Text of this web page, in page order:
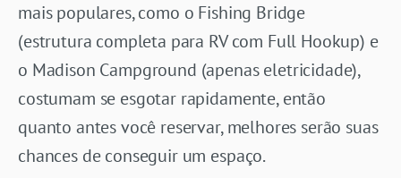
mais populares, como o Fishing Bridge
(estrutura completa para RV com Full Hookup) e
o Madison Campground (apenas eletricidade),
costumam se esgotar rapidamente, então
quanto antes você reservar, melhores serão suas
chances de conseguir um espaço.